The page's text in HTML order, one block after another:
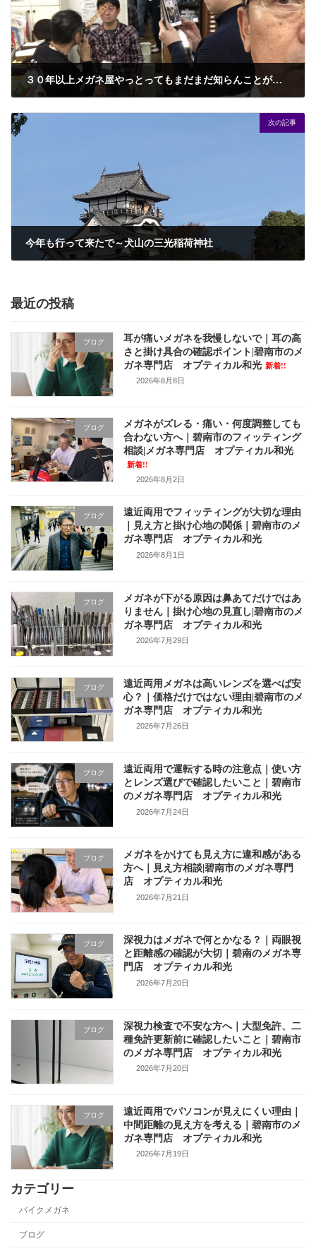
３０年以上メガネ屋やっとってもまだまだ知らんことがあるわ～
次の記事
今年も行って来たで～犬山の三光稲荷神社
最近の投稿
ブログ
耳が痛いメガネを我慢しないで｜耳の高
さと掛け具合の確認ポイント|碧南市のメ
ガネ専門店 オプティカル和光 新着!!
2026年8月8日
ブログ
メガネがズレる・痛い・何度調整しても
合わない方へ｜碧南市のフィッティング
相談|メガネ専門店 オプティカル和光
新着!!
2026年8月2日
ブログ
遠近両用でフィッティングが大切な理由
｜見え方と掛け心地の関係｜碧南市のメ
ガネ専門店 オプティカル和光
2026年8月1日
ブログ
メガネが下がる原因は鼻あてだけではあ
りません｜掛け心地の見直し|碧南市のメ
ガネ専門店 オプティカル和光
2026年7月29日
ブログ
遠近両用メガネは高いレンズを選べば安
心？｜価格だけではない理由|碧南市のメ
ガネ専門店 オプティカル和光
2026年7月26日
ブログ
遠近両用で運転する時の注意点｜使い方
とレンズ選びで確認したいこと｜碧南市
のメガネ専門店 オプティカル和光
2026年7月24日
ブログ
メガネをかけても見え方に違和感がある
方へ｜見え方相談|碧南市のメガネ専門
店 オプティカル和光
2026年7月21日
ブログ
深視力はメガネで何とかなる？｜両眼視
と距離感の確認が大切｜碧南のメガネ専
門店 オプティカル和光
2026年7月20日
ブログ
深視力検査で不安な方へ｜大型免許、二
種免許更新前に確認したいこと｜碧南市
のメガネ専門店 オプティカル和光
2026年7月20日
ブログ
遠近両用でパソコンが見えにくい理由｜
中間距離の見え方を考える｜碧南市のメ
ガネ専門店 オプティカル和光
2026年7月19日
カテゴリー
バイクメガネ
ブログ